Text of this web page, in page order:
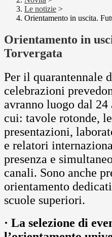
Le notizie >
Orientamento in uscita.
Orientamento in
Torvergata
Per il quarantennale
celebrazioni
avranno luogo dal
cui: tavole rotonde,
presentazioni,
e relatori
presenza e
canali. Sono anche
orientamento
scuole superiori.
· La selezione di